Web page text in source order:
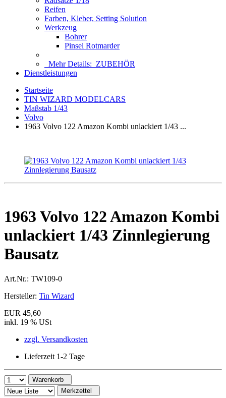
Reifen
Farben, Kleber, Setting Solution
Werkzeug
Bohrer
Pinsel Rotmarder
Mehr Details: ZUBEHÖR
Dienstleistungen
Startseite
TIN WIZARD MODELCARS
Maßstab 1/43
Volvo
1963 Volvo 122 Amazon Kombi unlackiert 1/43 ...
1963 Volvo 122 Amazon Kombi
unlackiert 1/43 Zinnlegierung
Bausatz
Art.Nr.: TW109-0
Hersteller: Tin Wizard
EUR 45,60
inkl. 19 % USt
zzgl. Versandkosten
Lieferzeit 1-2 Tage
Warenkorb
Merkzettel